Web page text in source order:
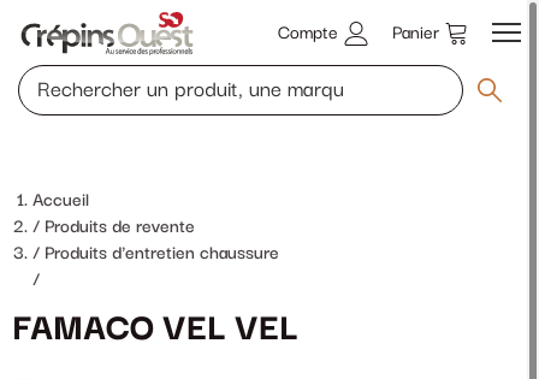
Compte Panier
Accueil
Produits de revente
Produits d'entretien chaussure
/
FAMACO VEL VEL